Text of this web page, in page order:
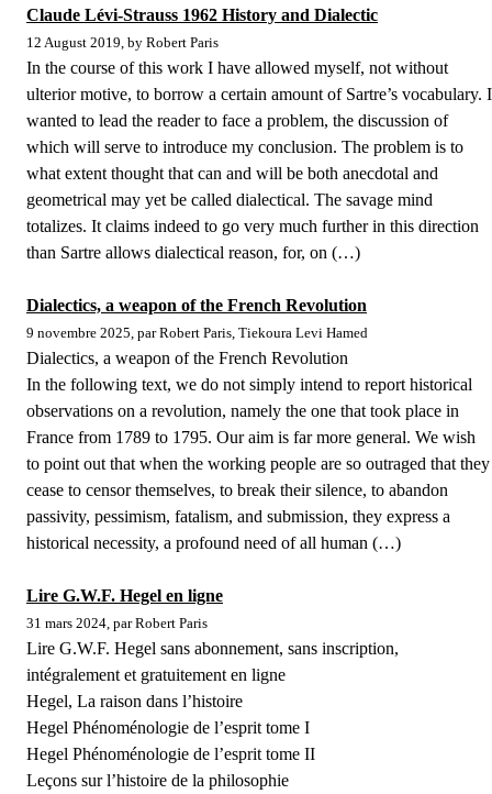
Claude Lévi-Strauss 1962 History and Dialectic
12 August 2019, by Robert Paris
In the course of this work I have allowed myself, not without
ulterior motive, to borrow a certain amount of Sartre’s vocabulary. I
wanted to lead the reader to face a problem, the discussion of
which will serve to introduce my conclusion. The problem is to
what extent thought that can and will be both anecdotal and
geometrical may yet be called dialectical. The savage mind
totalizes. It claims indeed to go very much further in this direction
than Sartre allows dialectical reason, for, on (…)
Dialectics, a weapon of the French Revolution
9 novembre 2025, par Robert Paris, Tiekoura Levi Hamed
Dialectics, a weapon of the French Revolution
In the following text, we do not simply intend to report historical
observations on a revolution, namely the one that took place in
France from 1789 to 1795. Our aim is far more general. We wish
to point out that when the working people are so outraged that they
cease to censor themselves, to break their silence, to abandon
passivity, pessimism, fatalism, and submission, they express a
historical necessity, a profound need of all human (…)
Lire G.W.F. Hegel en ligne
31 mars 2024, par Robert Paris
Lire G.W.F. Hegel sans abonnement, sans inscription,
intégralement et gratuitement en ligne
Hegel, La raison dans l’histoire
Hegel Phénoménologie de l’esprit tome I
Hegel Phénoménologie de l’esprit tome II
Leçons sur l’histoire de la philosophie